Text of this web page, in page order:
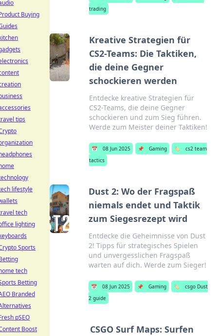
trading
Kreative Strategien für
CS2-Teams: Die Taktiken,
die deine Gegner
schockieren werden
Entdecke kreative Strategien für
CS2-Teams, die deine Gegner
schockieren und zum Sieg führen.
Werde zum Meister deiner Taktiken!
📅 08 Jun 2025 📌 Gaming 🏷️
cs2 team
tactics
Dust 2: Wo der Fragspaß
niemals endet und Taktik
zum Siegesrezept wird
Entdecke die Geheimnisse von Dust
2! Tipps für strategisches Spielen
und unvergesslichen Fragspaß
warten auf dich. Werde zum Sieger!
📅 08 Jun 2025 📌 Gaming 🏷️
csgo Dust
2 guide
CSGO Surf Maps: Surfen
Buying
tips
lifestyle
tech
lighting
Sports
tech
Betting
Branded
pSEO
Boost